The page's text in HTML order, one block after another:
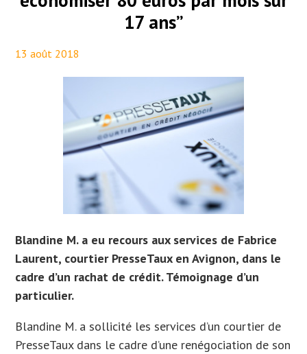
17 ans”
13 août 2018
Blandine M. a eu recours aux services de Fabrice
Laurent, courtier PresseTaux en Avignon, dans le
cadre d’un rachat de crédit. Témoignage d’un
particulier.
Blandine M. a sollicité les services d’un courtier de
PresseTaux dans le cadre d’une renégociation de son